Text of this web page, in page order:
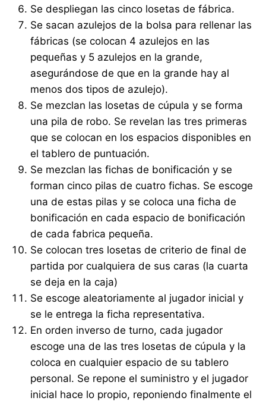
Se despliegan las cinco losetas de fábrica.
Se sacan azulejos de la bolsa para rellenar las
fábricas (se colocan 4 azulejos en las
pequeñas y 5 azulejos en la grande,
asegurándose de que en la grande hay al
menos dos tipos de azulejo).
Se mezclan las losetas de cúpula y se forma
una pila de robo. Se revelan las tres primeras
que se colocan en los espacios disponibles en
el tablero de puntuación.
Se mezclan las fichas de bonificación y se
forman cinco pilas de cuatro fichas. Se escoge
una de estas pilas y se coloca una ficha de
bonificación en cada espacio de bonificación
de cada fabrica pequeña.
Se colocan tres losetas de criterio de final de
partida por cualquiera de sus caras (la cuarta
se deja en la caja)
Se escoge aleatoriamente al jugador inicial y
se le entrega la ficha representativa.
En orden inverso de turno, cada jugador
escoge una de las tres losetas de cúpula y la
coloca en cualquier espacio de su tablero
personal. Se repone el suministro y el jugador
inicial hace lo propio, reponiendo finalmente el